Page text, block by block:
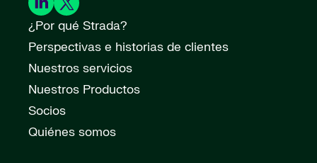
¿Por qué Strada?
Perspectivas e historias de clientes
Nuestros servicios
Nuestros Productos
Socios
Quiénes somos